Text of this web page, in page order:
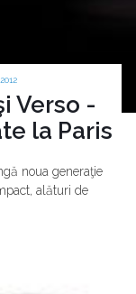
Verso -
la Paris
noua generaţie
alături de